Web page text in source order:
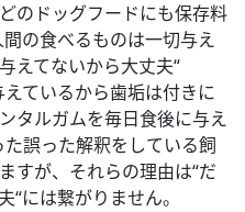
のドッグフードにも保存料
の食べるものは一切与え
えてないから大丈夫“
ているから歯垢は付きに
タルガムを毎日食後に与え
誤った解釈をしている飼
すが、それらの理由は“だ
“には繋がりません。